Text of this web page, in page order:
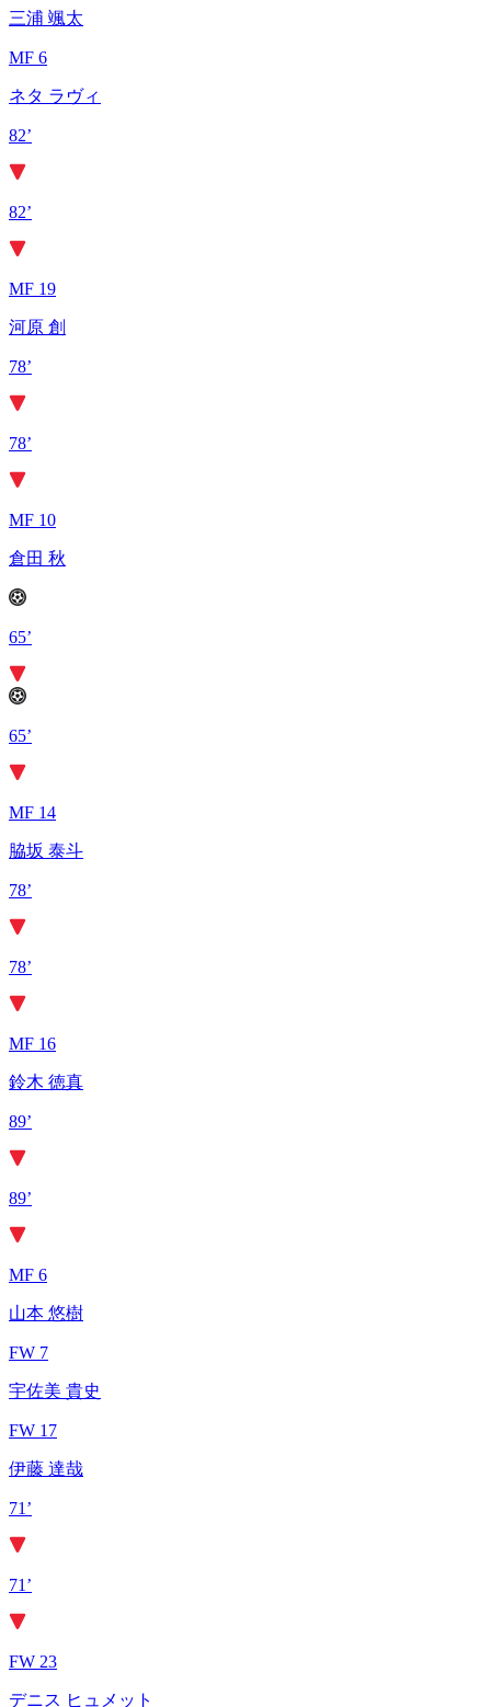
三浦 颯太
MF 6
ネタ ラヴィ
82’
82’
MF 19
河原 創
78’
78’
MF 10
倉田 秋
65’
65’
MF 14
脇坂 泰斗
78’
78’
MF 16
鈴木 徳真
89’
89’
MF 6
山本 悠樹
FW 7
宇佐美 貴史
FW 17
伊藤 達哉
71’
71’
FW 23
デニス ヒュメット